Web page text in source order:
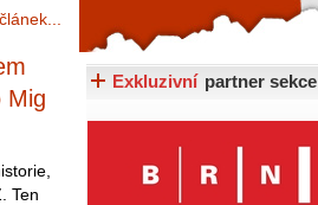
Mig
Ten
Exkluzivní partner sekce